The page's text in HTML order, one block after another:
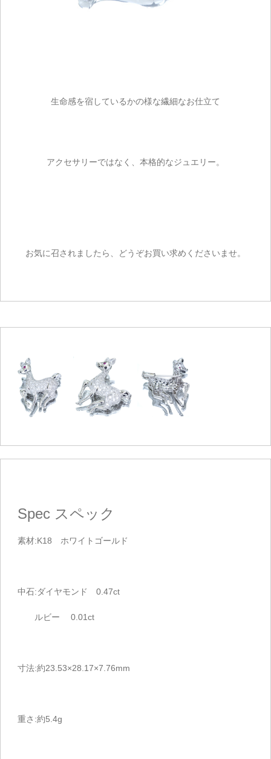
生命感を宿しているかの様な繊細なお仕立て
アクセサリーではなく、本格的なジュエリー。
お気に召されましたら、どうぞお買い求めくださいませ。
Spec スペック
素材:K18 ホワイトゴールド
中石:ダイヤモンド 0.47ct
ルビー 0.01ct
寸法:約23.53×28.17×7.76mm
重さ:約5.4g